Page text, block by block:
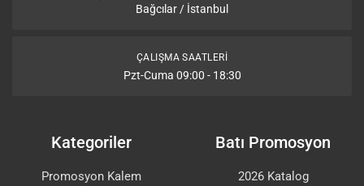
Bağcılar / İstanbul
ÇALIŞMA SAATLERI
Pzt-Cuma 09:00 - 18:30
Kategoriler
Promosyon Kalem
Batı Promosyon
2026 Katalog